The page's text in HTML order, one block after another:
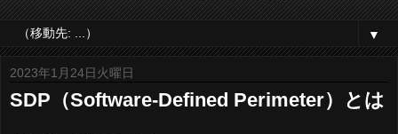
▼
2023年1月24日火曜日
SDP（Software-Defined Perimeter）とは